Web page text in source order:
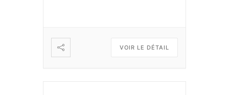
VOIR LE DÉTAIL